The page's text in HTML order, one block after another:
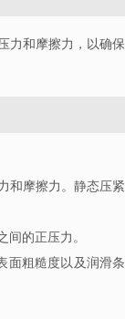
和摩擦力，以确
摩擦力。静态压
间的正压力。
面粗糙度以及润滑